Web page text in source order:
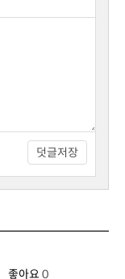
덧글저장
좋아요 0